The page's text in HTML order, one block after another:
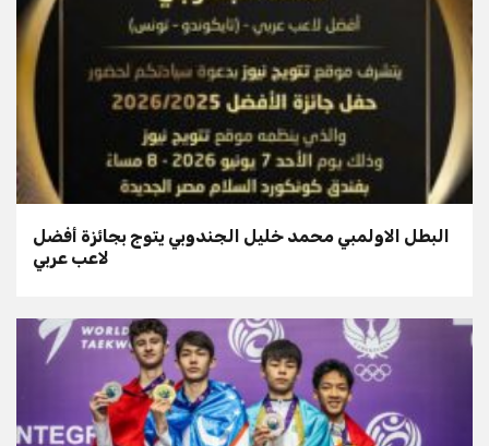
البطل الاولمبي محمد خليل الجندوبي يتوج بجائزة أفضل
لاعب عربي